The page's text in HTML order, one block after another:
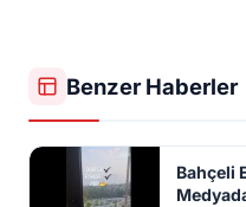
Benzer Haberler
Bahçeli